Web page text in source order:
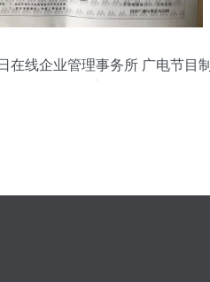
在线企业管理事务所 广电节目制